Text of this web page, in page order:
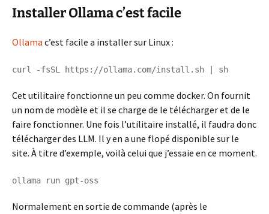
Installer Ollama c’est facile
Ollama c’est facile a installer sur Linux :
Cet utilitaire fonctionne un peu comme docker. On fournit
un nom de modèle et il se charge de le télécharger et de le
faire fonctionner. Une fois l’utilitaire installé, il faudra donc
télécharger des LLM. Il y en a une flopé disponible sur le
site. À titre d’exemple, voilà celui que j’essaie en ce moment.
ollama run gpt-oss
Normalement en sortie de commande (après le